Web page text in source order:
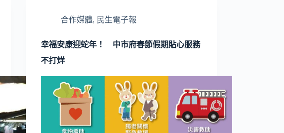
合作媒體, 民生電子報
幸福安康迎蛇年！ 中市府春節假期貼心服務
不打烊